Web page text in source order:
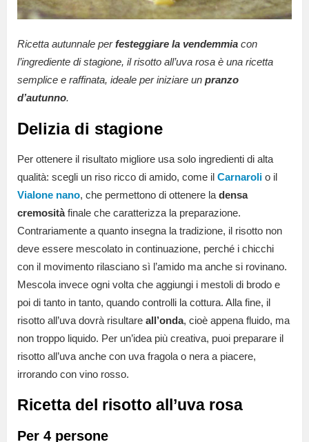
Ricetta autunnale perfesteggiare la vendemmia con
l’ingrediente di stagione, il risotto all’uva rosa è una ricetta
semplice e raffinata, ideale per iniziare un pranzo
d’autunno.
Delizia di stagione
Per ottenere il risultato migliore usa solo ingredienti di alta
qualità: scegli un riso ricco di amido, come il Carnaroli o il
Vialone nano, che permettono di ottenere la densa
cremositàfinale che caratterizza la preparazione.
Contrariamente a quanto insegna la tradizione, il risotto non
deve essere mescolato in continuazione, perché i chicchi
con il movimento rilasciano sì l’amido ma anche si rovinano.
Mescola invece ogni volta che aggiungi i mestoli di brodo e
poi di tanto in tanto, quando controlli la cottura. Alla fine, il
risotto all’uva dovrà risultare all’onda, cioè appena fluido, ma
non troppo liquido. Per un’idea più creativa, puoi preparare il
risotto all’uva anche con uva fragola o nera a piacere,
irrorando con vino rosso.
Ricetta del risotto all’uva rosa
Per 4 persone